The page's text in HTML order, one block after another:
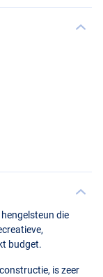
die
budget.
is zeer